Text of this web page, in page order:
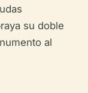
su doble
al